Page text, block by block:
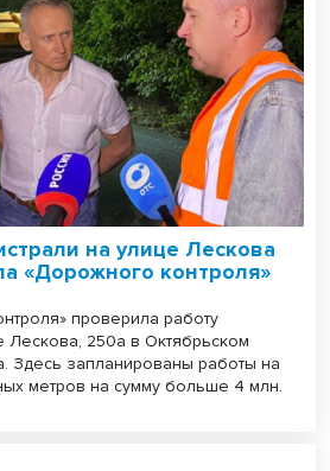
на улице Лескова
«Дорожного контроля»
проверила работу
Лескова, 250а в Октябрьском
Здесь запланированы работы на
метров на сумму больше 4 млн.